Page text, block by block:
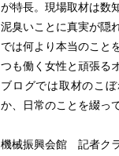
が特長。現場取材は数
泥臭いことに真実が隠
では何より本当のこと
つも働く女性と頑張る
ブログでは取材のこ
か、日常のことを綴っ
機械振興会館 記者ク